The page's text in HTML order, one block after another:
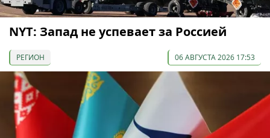
NYT: Запад не успевает за Россией
РЕГИОН 06 АВГУСТА 2026 17:53